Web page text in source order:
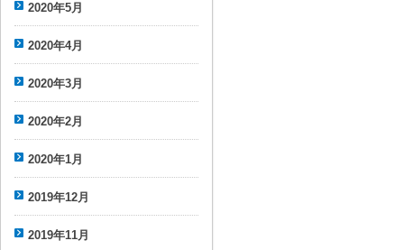
2020年5月
2020年4月
2020年3月
2020年2月
2020年1月
2019年12月
2019年11月